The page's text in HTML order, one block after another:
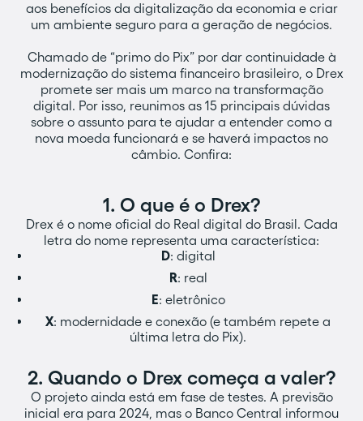
aos benefícios da digitalização da economia e criar
um ambiente seguro para a geração de negócios.
Chamado de “primo do Pix” por dar continuidade à
modernização do sistema financeiro brasileiro, o Drex
promete ser mais um marco na transformação
digital. Por isso, reunimos as 15 principais dúvidas
sobre o assunto para te ajudar a entender como a
nova moeda funcionará e se haverá impactos no
câmbio. Confira:
1. O que é o Drex?‍
Drex é o nome oficial do Real digital do Brasil. Cada
letra do nome representa uma característica:
D: digital
R: real
E: eletrônico
X: modernidade e conexão (e também repete a
última letra do Pix).
2. Quando o Drex começa a valer?‍
O projeto ainda está em fase de testes. A previsão
inicial era para 2024, mas o Banco Central informou